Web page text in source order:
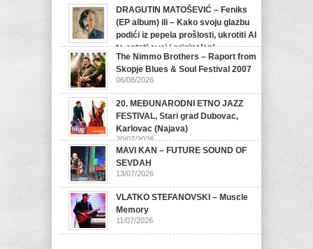
DRAGUTIN MATOŠEVIĆ – Feniks
(EP album) ili – Kako svoju glazbu
podići iz pepela prošlosti, ukrotiti AI
te ostati svoj i originalan!
07/08/2026
The Nimmo Brothers – Raport from
Skopje Blues & Soul Festival 2007
06/08/2026
20. MEĐUNARODNI ETNO JAZZ
FESTIVAL, Stari grad Dubovac,
Karlovac (Najava)
20/07/2026
MAVI KAN – FUTURE SOUND OF
SEVDAH
13/07/2026
VLATKO STEFANOVSKI – Muscle
Memory
11/07/2026